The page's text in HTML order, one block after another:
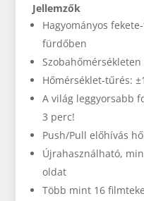
Jellemzők
Hagyományos
fürdőben
Szobahőmérsékleten
Hőmérséklet-tűrés:
A világ leggyorsabb
3 perc!
Push/Pull előhívás
Újrahasználható,
oldat
Több mint 16